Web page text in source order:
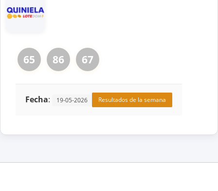
65 86 67
Fecha: 19-05-2026 Resultados de la semana